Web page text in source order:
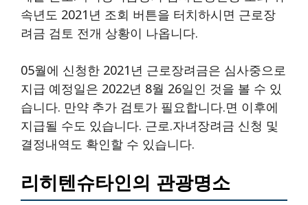
속년도 2021년 조회 버튼을 터치하시면 근로장
려금 검토 전개 상황이 나옵니다.
05월에 신청한 2021년 근로장려금은 심사중으로
지급 예정일은 2022년 8월 26일인 것을 볼 수 있
습니다. 만약 추가 검토가 필요합니다.면 이후에
지급될 수도 있습니다. 근로.자녀장려금 신청 및
결정내역도 확인할 수 있습니다.
리히텐슈타인의 관광명소